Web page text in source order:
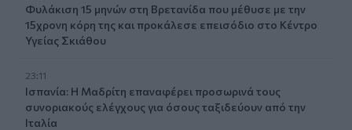
Φυλάκιση 15 μηνών στη Βρετανίδα που μέθυσε με την
15χρονη κόρη της και προκάλεσε επεισόδιο στο Κέντρο
Υγείας Σκιάθου
23:11
Ισπανία: Η Μαδρίτη επαναφέρει προσωρινά τους
συνοριακούς ελέγχους για όσους ταξιδεύουν από την
Ιταλία